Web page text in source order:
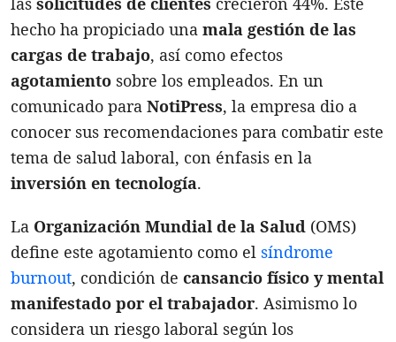
hecho ha propiciado una mala gestión de las
cargas de trabajo, así como efectos
agotamiento sobre los empleados. En un
comunicado para NotiPress, la empresa dio a
conocer sus recomendaciones para combatir este
tema de salud laboral, con énfasis en la
inversión en tecnología.
La Organización Mundial de la Salud (OMS)
define este agotamiento como el síndrome
burnout, condición de cansancio físico y mental
manifestado por el trabajador. Asimismo lo
considera un riesgo laboral según los